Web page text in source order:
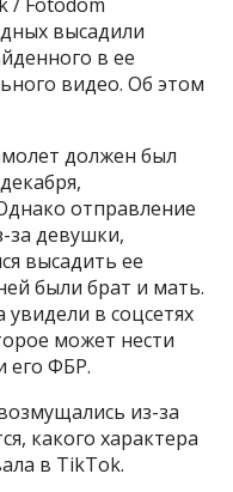
высадили
в ее
видео. Об этом
должен был
отправление
за девушки,
высадить ее
были брат и мать.
в соцсетях
может нести
его ФБР.
из-за
какого характера
в TikTok.